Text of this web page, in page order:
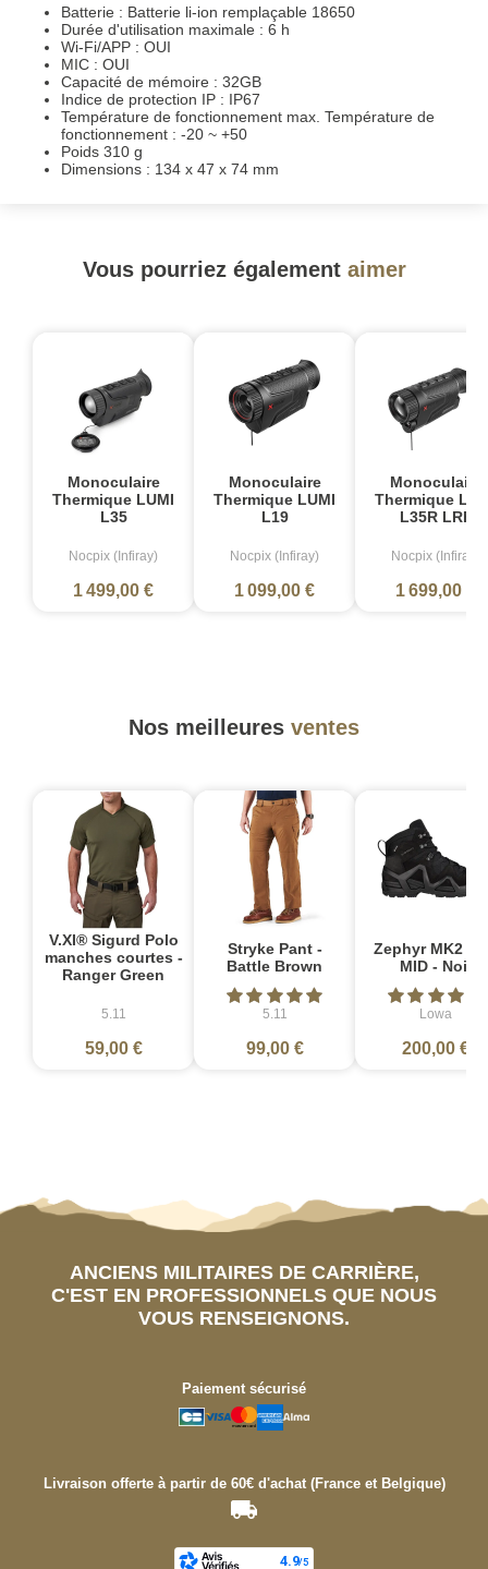
Batterie : Batterie li-ion remplaçable 18650
Durée d'utilisation maximale : 6 h
Wi-Fi/APP : OUI
MIC : OUI
Capacité de mémoire : 32GB
Indice de protection IP : IP67
Température de fonctionnement max. Température de
fonctionnement : -20 ~ +50
Poids 310 g
Dimensions : 134 x 47 x 74 mm
Vous pourriez également aimer
Monoculaire
Thermique LUMI
L35
Nocpix (Infiray)
1 499,00 €
Monoculaire
Thermique LUMI
L19
Nocpix (Infiray)
1 099,00 €
Monoculaire
Thermique
L35R LRF
Nocpix (Infiray)
1 699,00 €
Nos meilleures ventes
V.XI® Sigurd Polo
manches courtes -
Ranger Green
5.11
59,00 €
Stryke Pant -
Battle Brown
5.11
99,00 €
Zephyr MK2
MID - Noir
Lowa
200,00 €
ANCIENS MILITAIRES DE CARRIÈRE,
C'EST EN PROFESSIONNELS QUE NOUS
VOUS RENSEIGNONS.
Paiement sécurisé
Livraison offerte à partir de 60€ d'achat (France et Belgique)